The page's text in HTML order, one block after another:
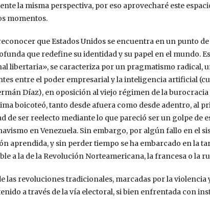
la misma perspectiva, por eso aprovecharé este
momentos.
que Estados Unidos se encuentra en un punto
que redefine su identidad y su papel en el mundo.
libertaria», se caracteriza por un pragmatismo radical,
entre el poder empresarial y la inteligencia artificial
Díaz), en oposición al viejo régimen de la
boicoteó, tanto desde afuera como desde adentro, al
de ser reelecto mediante lo que pareció ser un golpe de
en Venezuela. Sin embargo, por algún fallo en el
aprendida, y sin perder tiempo se ha embarcado en la
a la de la Revolución Norteamericana, la francesa o la
las revoluciones tradicionales, marcadas por la violencia
a través de la vía electoral, si bien enfrentada con